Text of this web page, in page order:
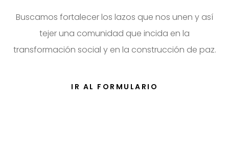
Buscamos fortalecer los lazos que nos unen y así
tejer una comunidad que incida en la
transformación social y en la construcción de paz.
IR AL FORMULARIO